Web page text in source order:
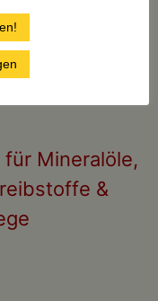
Mineralöle,
&